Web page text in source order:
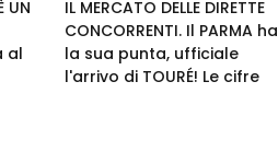
UN
al
IL MERCATO DELLE DIRETTE
CONCORRENTI. Il PARMA ha
la sua punta, ufficiale
l'arrivo di TOURÉ! Le cifre